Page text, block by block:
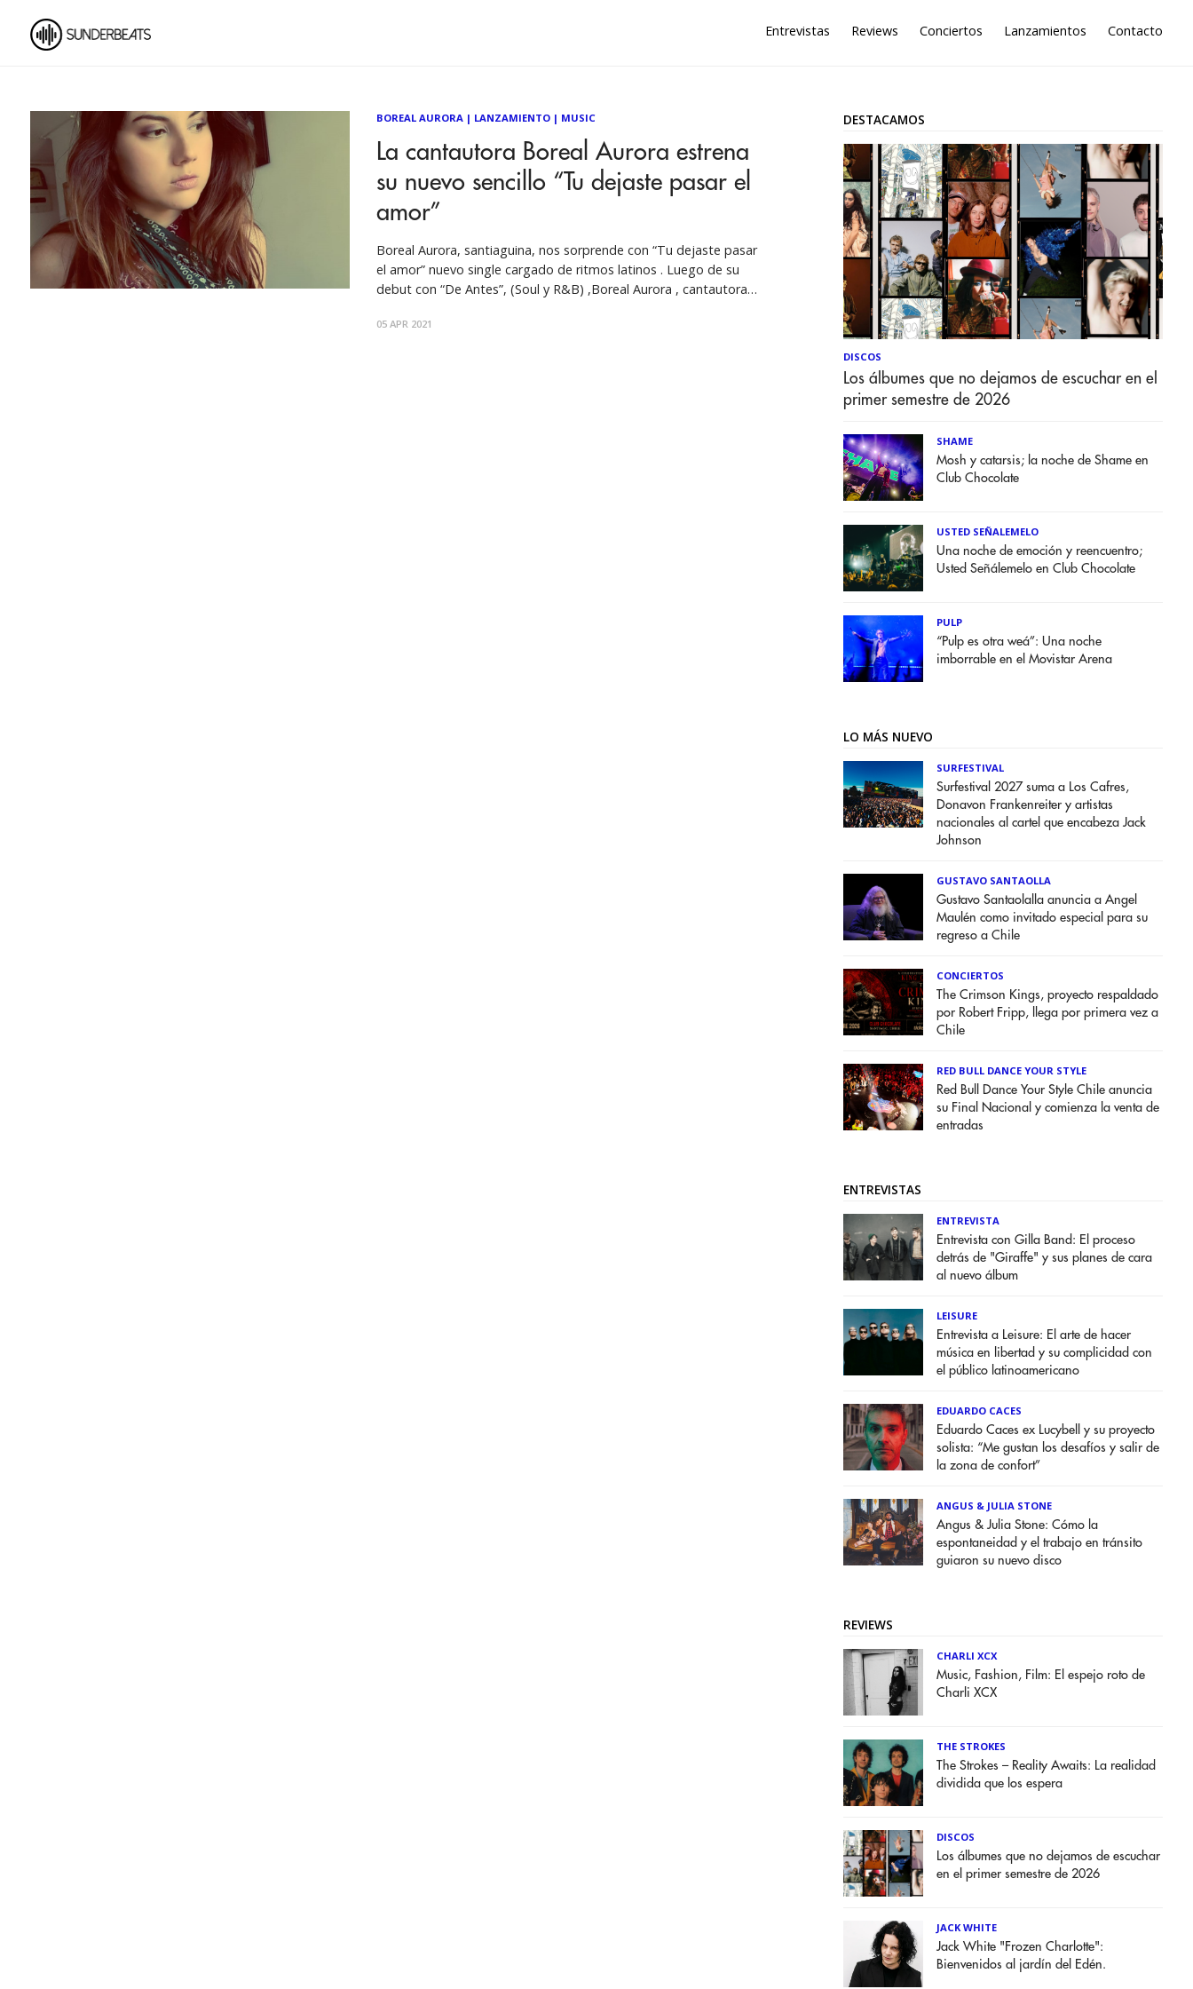
Entrevistas Reviews Conciertos Lanzamientos Contacto
BOREAL AURORA| LANZAMIENTO| MUSIC
La cantautora Boreal Aurora estrena
su nuevo sencillo “Tu dejaste pasar el
amor”
Boreal Aurora, santiaguina, nos sorprende con “Tu dejaste pasar
el amor” nuevo single cargado de ritmos latinos . Luego de su
debut con “De Antes”, (Soul y R&B) ,Boreal Aurora , cantautora
05 APR 2021
DESTACAMOS
DISCOS
Los álbumes que no dejamos de escuchar en el
primer semestre de 2026
SHAME
Mosh y catarsis; la noche de Shame en
Club Chocolate
USTED SEÑALEMELO
Una noche de emoción y reencuentro;
Usted Señálemelo en Club Chocolate
PULP
“Pulp es otra weá”: Una noche
imborrable en el Movistar Arena
LO MÁS NUEVO
SURFESTIVAL
Surfestival 2027 suma a Los Cafres,
Donavon Frankenreiter y artistas
nacionales al cartel que encabeza Jack
Johnson
GUSTAVO SANTAOLLA
Gustavo Santaolalla anuncia a Angel
Maulén como invitado especial para su
regreso a Chile
CONCIERTOS
The Crimson Kings, proyecto respaldado
por Robert Fripp, llega por primera vez a
Chile
RED BULL DANCE YOUR STYLE
Red Bull Dance Your Style Chile anuncia
su Final Nacional y comienza la venta de
entradas
ENTREVISTAS
ENTREVISTA
Entrevista con Gilla Band: El proceso
detrás de "Giraffe" y sus planes de cara
al nuevo álbum
LEISURE
Entrevista a Leisure: El arte de hacer
música en libertad y su complicidad con
el público latinoamericano
EDUARDO CACES
Eduardo Caces ex Lucybell y su proyecto
solista: “Me gustan los desafíos y salir de
la zona de confort”
ANGUS & JULIA STONE
Angus & Julia Stone: Cómo la
espontaneidad y el trabajo en tránsito
guiaron su nuevo disco
REVIEWS
CHARLI XCX
Music, Fashion, Film: El espejo roto de
Charli XCX
THE STROKES
The Strokes – Reality Awaits: La realidad
dividida que los espera
DISCOS
Los álbumes que no dejamos de escuchar
en el primer semestre de 2026
JACK WHITE
Jack White "Frozen Charlotte":
Bienvenidos al jardín del Edén.